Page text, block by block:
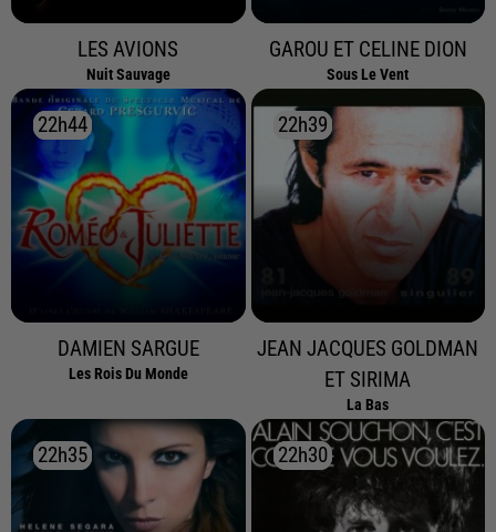
LES AVIONS
Nuit Sauvage
GAROU ET CELINE DION
Sous Le Vent
22h44
22h44
DAMIEN SARGUE
Les Rois Du Monde
22h39
22h39
JEAN JACQUES GOLDMAN
ET SIRIMA
La Bas
22h35
22h35 22h30
22h30